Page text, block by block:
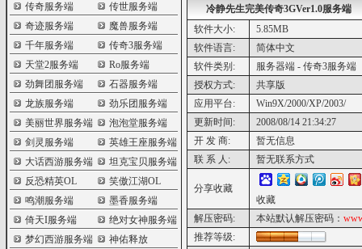
传奇服务端
传世服务端
奇迹服务端
魔兽服务端
千年服务端
传奇3服务端
天堂2服务端
Ro服务端
劲舞团服务端
石器服务端
龙族服务端
劲乐团服务端
美丽世界服务端
泡泡堂服务端
剑灵服务端
英雄王座服务端
大话西游服务端
坦克宝贝服务端
反恐精英OL
笑傲江湖OL
鸣潮服务端
墨香服务端
倚天I服务端
绝对女神服务端
梦幻西游服务端
神佑释放
冷静先生完美传奇3GVer1.0服务端
软件大小:
5.85MB
软件语言:
简体中文
软件类别:
服务器端 - 传奇3服务端
授权方式:
共享版
应用平台:
Win9X/2000/XP/2003/
更新时间:
2008/08/14 21:34:27
开 发 商:
暂无信息
联 系 人:
暂无联系方式
分享收藏
收藏
解压密码:
本站默认解压密码：
推荐等级: